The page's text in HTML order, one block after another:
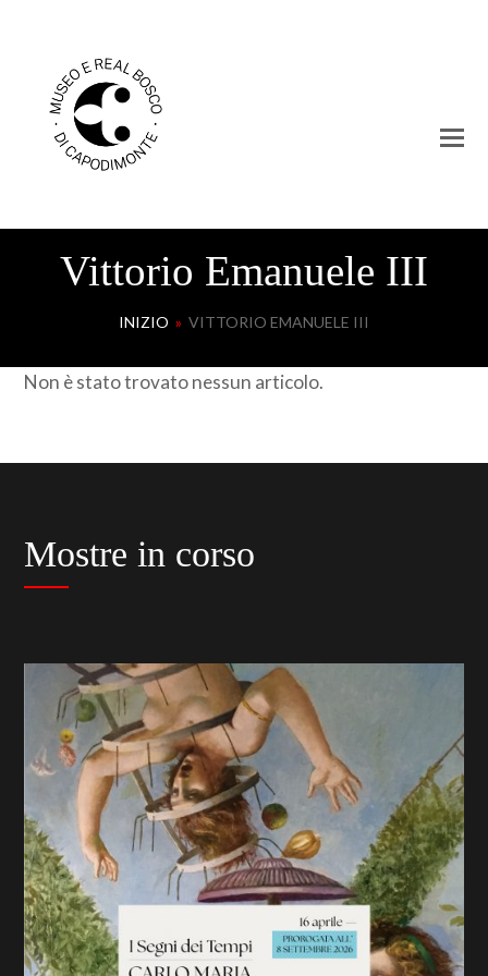
Vittorio Emanuele III
INIZIO » VITTORIO EMANUELE III
Non è stato trovato nessun articolo.
Mostre in corso